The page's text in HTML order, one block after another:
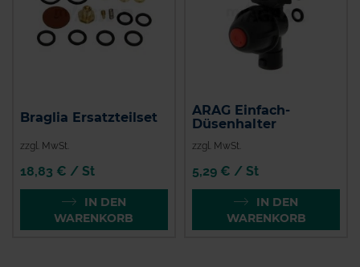
Braglia Ersatzteilset
zzgl. MwSt.
18,83 € / St
IN DEN
WARENKORB
ARAG Einfach-
Düsenhalter
zzgl. MwSt.
5,29 € / St
IN DEN
WARENKORB